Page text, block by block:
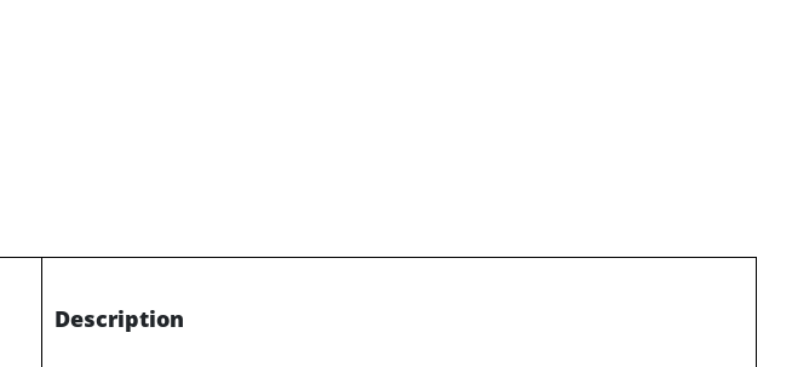
Description